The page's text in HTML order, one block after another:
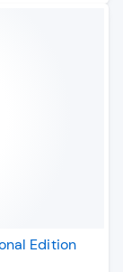
Edition